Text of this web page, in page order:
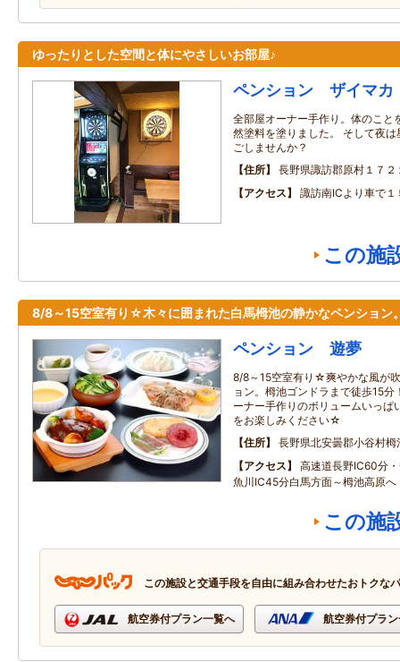
ゆったりとした空間と体にやさしいお部屋♪
ペンション ザイマカ
全部屋オーナー手作り。体のこと
然塗料を塗りました。 そして夜
ごしませんか？
住所
長野県諏訪郡原村１７
アクセス
諏訪南ICより車で１
この施
8/8～15空室有り☆木々に囲まれた白馬栂池の静かなペンション
ペンション 遊夢
8/8～15空室有り☆爽やかな風が
ョン。栂池ゴンドラまで徒歩15
ーナー手作りのボリュームいっぱ
をお楽しみください☆
住所
長野県北安曇郡小谷村栂
アクセス
高速道長野IC60分
魚川IC45分白馬方面～栂池高原へ
この施
この施設と交通手段を自由に組み合わせたおトクな
航空券付プラン一覧へ 航空券付プラ